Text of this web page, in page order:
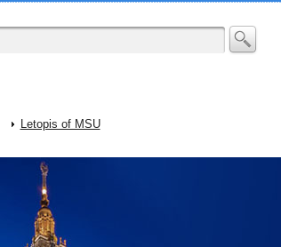
Letopis of MSU